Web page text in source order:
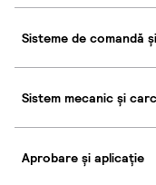
Sisteme de comandă
Sistem mecanic și
Aprobare și aplicație